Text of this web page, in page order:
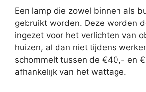
Een lamp die zowel binnen als
gebruikt worden. Deze worden
ingezet voor het verlichten van
huizen, al dan niet tijdens
schommelt tussen de €40,- en
afhankelijk van het wattage.